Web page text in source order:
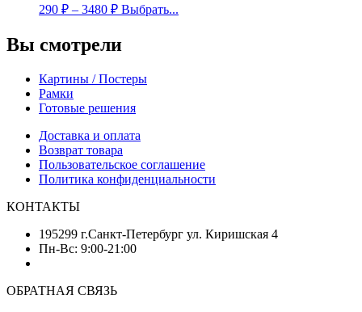
290 ₽ – 3480 ₽ Выбрать...
Вы смотрели
Картины / Постеры
Рамки
Готовые решения
Доставка и оплата
Возврат товара
Пользовательское соглашение
Политика конфиденциальности
КОНТАКТЫ
195299 г.Санкт-Петербург ул. Киришская 4
Пн-Вс: 9:00-21:00
ОБРАТНАЯ СВЯЗЬ